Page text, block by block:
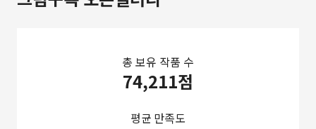
총 보유 작품 수
74,211점
평균 만족도